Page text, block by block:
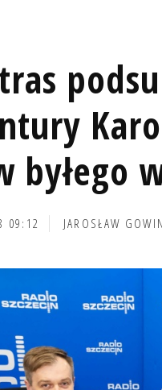
byłego
09:12 JAROSŁAW GOWIN